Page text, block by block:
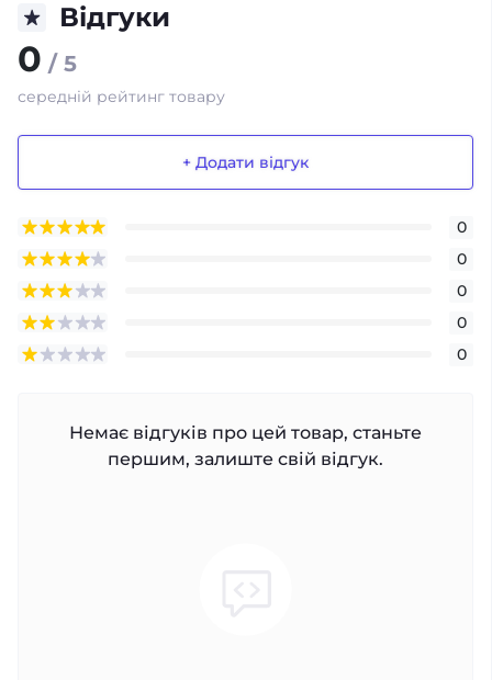
Відгуки
0 / 5
середній рейтинг товару
+ Додати відгук
0
0
0
0
0
Немає відгуків про цей товар, станьте
першим, залиште свій відгук.